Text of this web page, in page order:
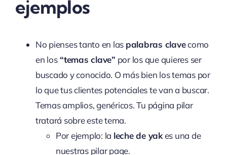
ejemplos
No pienses tanto en las palabras clavecomo
en los“temas clave” por los que quieres ser
buscado y conocido. O más bien los temas por
lo que tus clientes potenciales te van a buscar.
Temas amplios, genéricos. Tu página pilar
tratará sobre este tema.
Por ejemplo: la leche de yakes una de
nuestras pilar page.